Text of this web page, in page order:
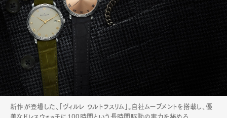
新作が登場した、「ヴィルレ ウルトラスリム」。自社ムーブメントを搭載し、優